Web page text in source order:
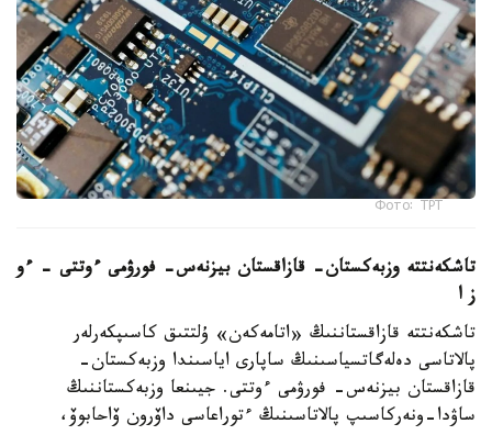
Фото: ТРТ
تاشكەنتتە وزبەكستان- قازاقستان بيزنەس- فورۋمى ءوتتى – ءو
ز ا
تاشكەنتتە قازاقستاننىڭ «اتامەكەن» ۇلتتىق كاسىپكەرلەر
پالاتاسى دەلەگاتسياسىنىڭ ساپارى اياسىندا وزبەكستان-
قازاقستان بيزنەس- فورۋمى ءوتتى. جيىنعا وزبەكستاننىڭ
ساۋدا-ونەركاسىپ پالاتاسىنىڭ ءتوراعاسى داۆرون ۆاحابوۆ،